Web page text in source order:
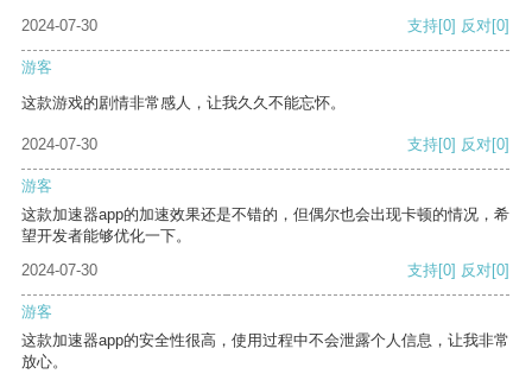
2024-07-30 支持[0] 反对[0]
游客
这款游戏的剧情非常感人，让我久久不能忘怀。
2024-07-30 支持[0] 反对[0]
游客
这款加速器app的加速效果还是不错的，但偶尔也会出现卡顿的情况，希
望开发者能够优化一下。
2024-07-30
支持[0] 反对[0]
游客
这款加速器app的安全性很高，使用过程中不会泄露个人信息，让我非常
放心。